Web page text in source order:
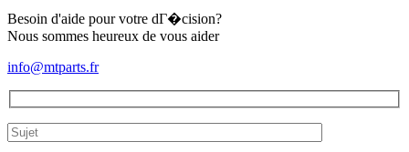
Besoin d'aide pour votre dГ�cision?
Nous sommes heureux de vous aider
info@mtparts.fr